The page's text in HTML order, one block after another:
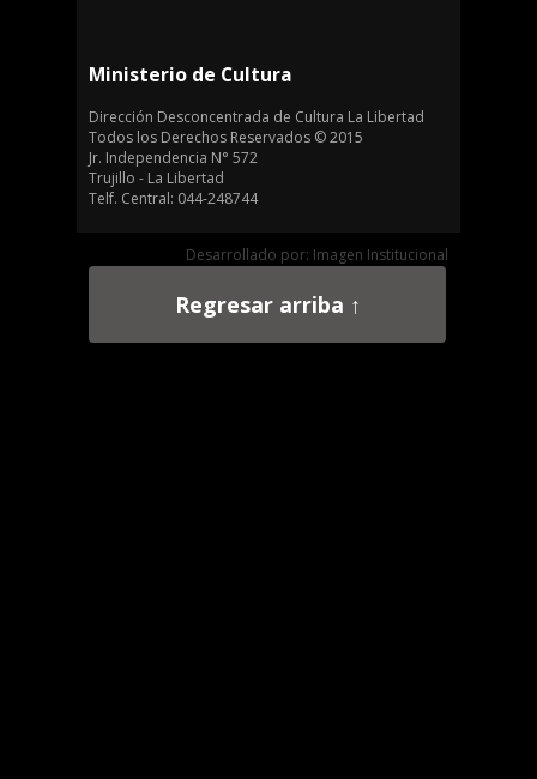
Ministerio de Cultura
Dirección Desconcentrada de Cultura La Libertad
Todos los Derechos Reservados © 2015
Jr. Independencia N° 572
Trujillo - La Libertad
Telf. Central: 044-248744
Desarrollado por: Imagen Institucional
Regresar arriba ↑